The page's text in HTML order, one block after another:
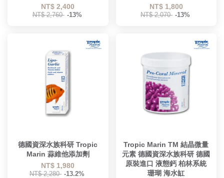
NT$ 2,400
NT$ 2,760 -13%
NT$ 1,800
NT$ 2,070 -13%
德國資深水族科研 Tropic
Marin 蒜維他添加劑
NT$ 1,980
NT$ 2,280 -13.2%
Tropic Marin TM 結晶微量
元素 德國資深水族科研 德國
原裝進口 液態鈣 柏林系統
珊瑚 海水缸